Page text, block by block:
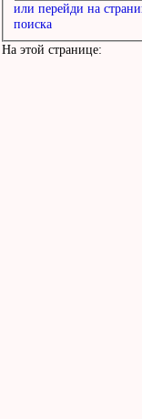
или перейди на
поиска
На этой странице: